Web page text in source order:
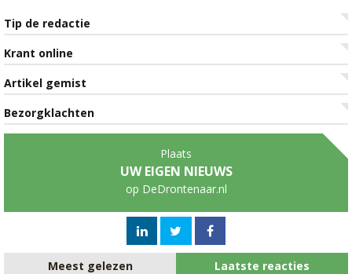
Tip de redactie
Krant online
Artikel gemist
Bezorgklachten
Plaats
UW EIGEN NIEUWS
op DeDrontenaar.nl
Meest gelezen Laatste reacties